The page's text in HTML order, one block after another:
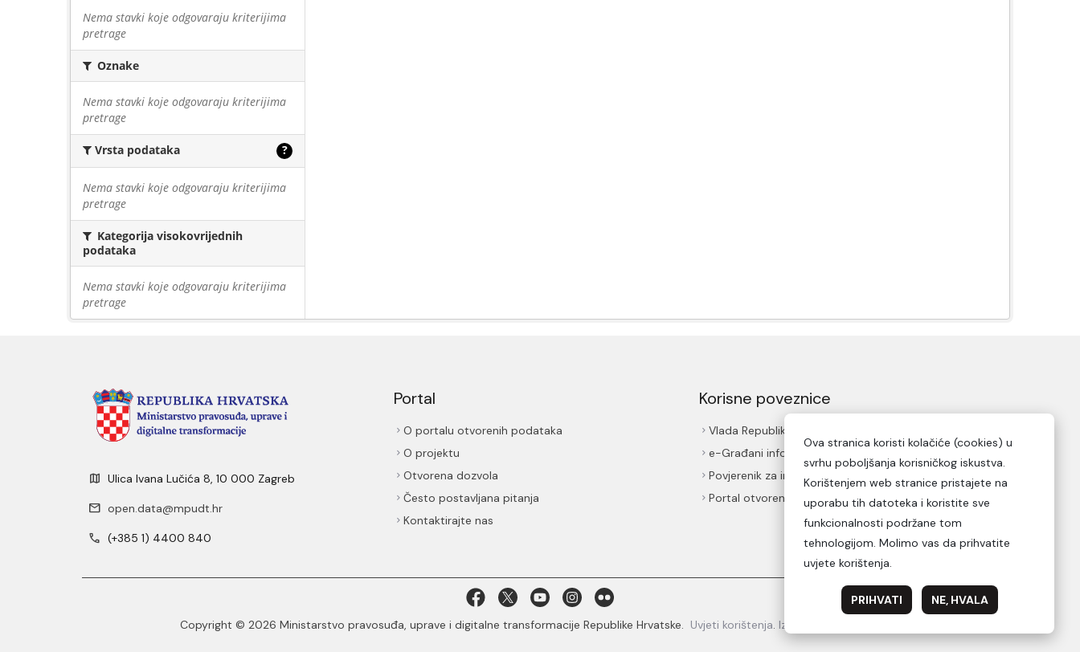
Nema stavki koje odgovaraju kriterijima
pretrage
Oznake
Nema stavki koje odgovaraju kriterijima
pretrage
Vrsta podataka ?
Nema stavki koje odgovaraju kriterijima
pretrage
Kategorija visokovrijednih
podataka
Nema stavki koje odgovaraju kriterijima
pretrage